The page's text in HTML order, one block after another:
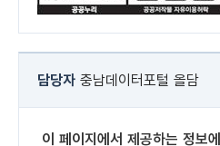
담당자 충남데이터포털 올담
이 페이지에서 제공하는 정보